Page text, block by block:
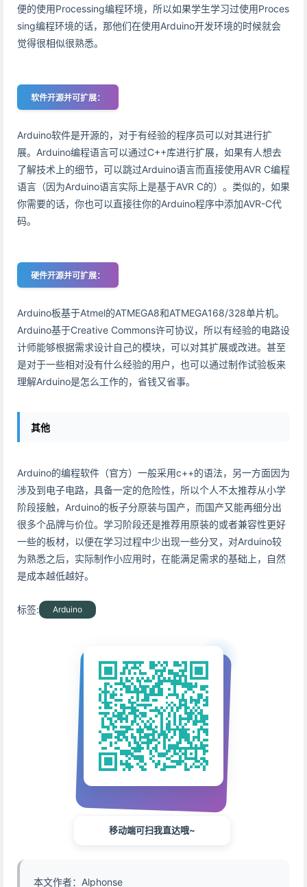
便的使用Processing编程环境，所以如果学生学习过使用Proces
sing编程环境的话，那他们在使用Arduino开发环境的时候就会
觉得很相似很熟悉。
软件开源并可扩展：
Arduino软件是开源的，对于有经验的程序员可以对其进行扩
展。Arduino编程语言可以通过C++库进行扩展，如果有人想去
了解技术上的细节，可以跳过Arduino语言而直接使用AVR C编程
语言（因为Arduino语言实际上是基于AVR C的）。类似的，如果
你需要的话，你也可以直接往你的Arduino程序中添加AVR-C代
码。
硬件开源并可扩展：
Arduino板基于Atmel的ATMEGA8和ATMEGA168/328单片机。
Arduino基于Creative Commons许可协议，所以有经验的电路设
计师能够根据需求设计自己的模块，可以对其扩展或改进。甚至
是对于一些相对没有什么经验的用户，也可以通过制作试验板来
理解Arduino是怎么工作的，省钱又省事。
其他
Arduino的编程软件（官方）一般采用c++的语法，另一方面因为
涉及到电子电路，具备一定的危险性，所以个人不太推荐从小学
阶段接触，Arduino的板子分原装与国产，而国产又能再细分出
很多个品牌与价位。学习阶段还是推荐用原装的或者兼容性更好
一些的板材，以便在学习过程中少出现一些分叉，对Arduino较
为熟悉之后，实际制作小应用时，在能满足需求的基础上，自然
是成本越低越好。
标签: Arduino
移动端可扫我直达哦~
本文作者：Alphonse